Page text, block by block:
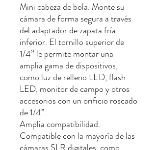
Mini cabeza de bola. Monte su
cámara de forma segura a través
del adaptador de zapata fría
inferior. El tornillo superior de
1/4” le permite montar una
amplia gama de dispositivos,
como luz de relleno LED, flash
LED, monitor de campo y otros
accesorios con un orificio roscado
de 1/4”.
Amplia compatibilidad.
Compatible con la mayoría de las